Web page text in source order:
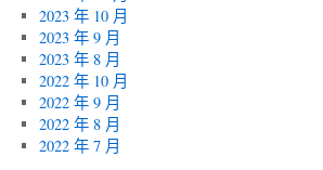
2023 年 10 月
2023 年 9 月
2023 年 8 月
2022 年 10 月
2022 年 9 月
2022 年 8 月
2022 年 7 月